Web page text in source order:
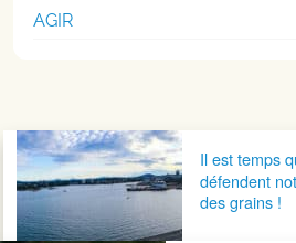
AGIR
Navigation postaleIl est temps
défendent
des grains !